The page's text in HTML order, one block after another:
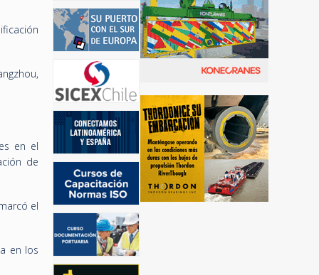
en el
de
el
en los